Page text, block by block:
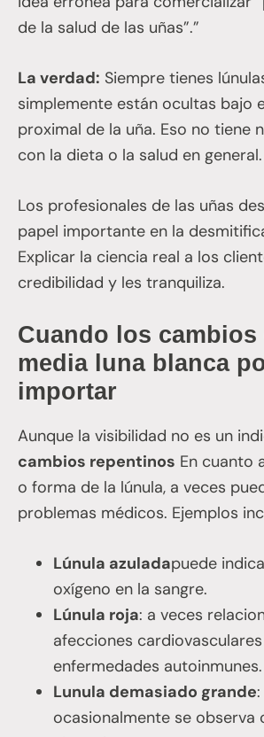
de la salud de las uñas”.”
La verdad: Siempre tienes
simplemente están ocultas bajo
proximal de la uña. Eso no tiene
con la dieta o la salud en general.
Los profesionales de las uñas
papel importante en la
Explicar la ciencia real a los
credibilidad y les tranquiliza.
Cuando los cambios
media luna blanca
importar
Aunque la visibilidad no es un
cambios repentinos En cuanto
o forma de la lúnula, a veces
problemas médicos. Ejemplos
Lúnula azuladapuede
oxígeno en la sangre.
Lúnula roja: a veces
afecciones
enfermedades autoinmunes.
Lunula demasiado grande:
ocasionalmente se observa